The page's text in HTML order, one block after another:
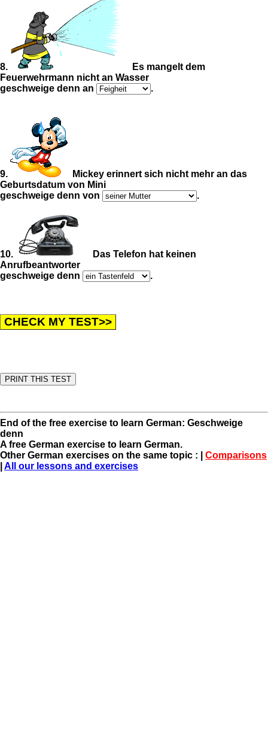
8.
Es mangelt dem
Feuerwehrmann nicht an Wasser
geschweige denn an
.
9.
Mickey erinnert sich nicht mehr an das
Geburtsdatum von Mini
geschweige denn von
.
10.
Das Telefon hat keinen
Anrufbeantworter
geschweige denn
.
End of the free exercise to learn German: Geschweige
denn
A free German exercise to learn German.
Other German exercises on the same topic : | Comparisons
All our lessons and exercises